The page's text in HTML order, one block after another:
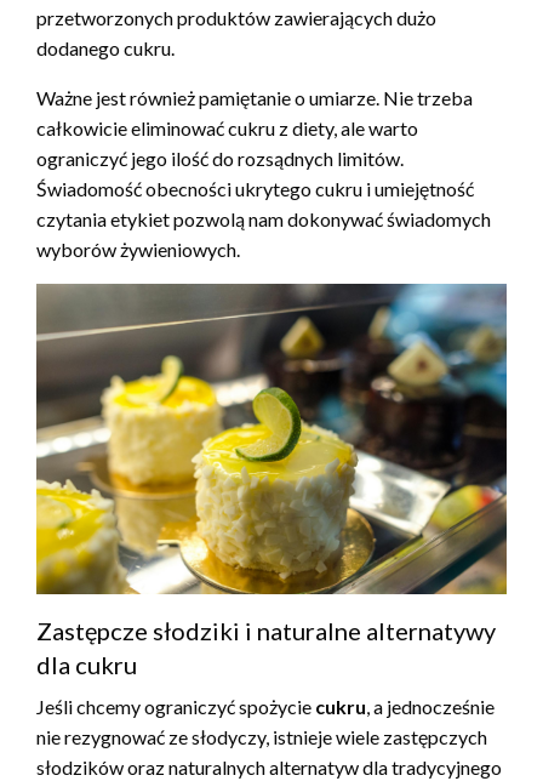
przetworzonych produktów zawierających dużo
dodanego cukru.
Ważne jest również pamiętanie o umiarze. Nie trzeba
całkowicie eliminować cukru z diety, ale warto
ograniczyć jego ilość do rozsądnych limitów.
Świadomość obecności ukrytego cukru i umiejętność
czytania etykiet pozwolą nam dokonywać świadomych
wyborów żywieniowych.
Zastępcze słodziki i naturalne alternatywy
dla cukru
Jeśli chcemy ograniczyć spożycie cukru, a jednocześnie
nie rezygnować ze słodyczy, istnieje wiele zastępczych
słodzików oraz naturalnych alternatyw dla tradycyjnego